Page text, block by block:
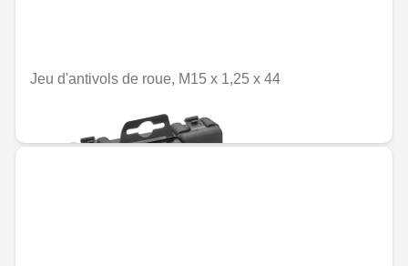
Jeu d'antivols de roue, M15 x 1,25 x 44